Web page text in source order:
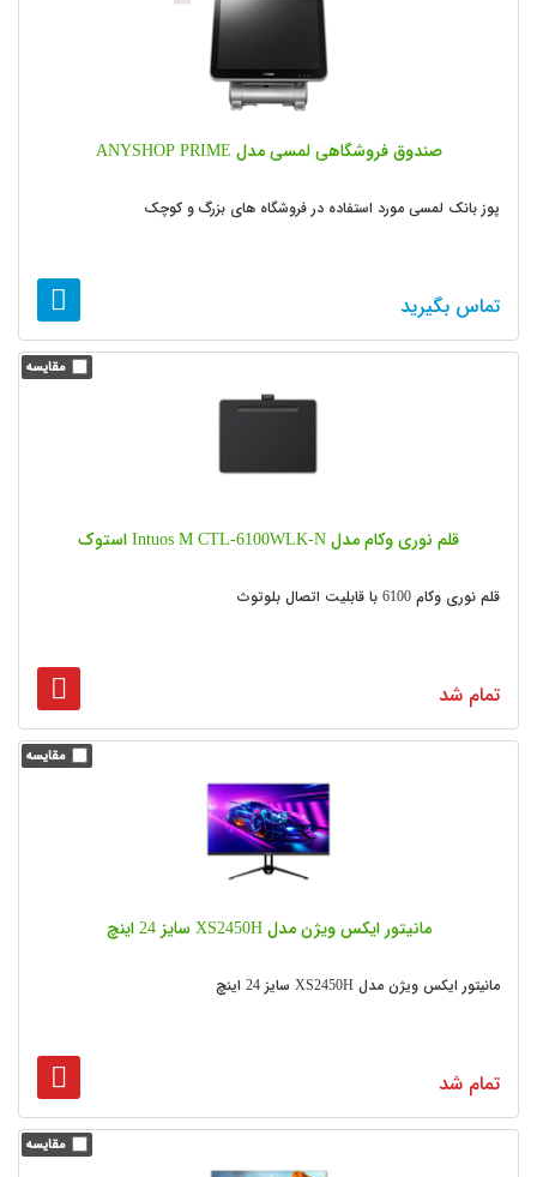
صندوق فروشگاهی لمسی مدل ANYSHOP PRIME
پوز بانک لمسی مورد استفاده در فروشگاه های بزرگ و کوچک
تماس بگیرید
قلم نوری وکام مدل Intuos M CTL-6100WLK-N استوک
قلم نوری وکام 6100 با قابلیت اتصال بلوتوث
تمام شد
مانیتور ایکس ویژن مدل XS2450H سایز 24 اینچ
مانیتور ایکس ویژن مدل XS2450H سایز 24 اینچ
تمام شد